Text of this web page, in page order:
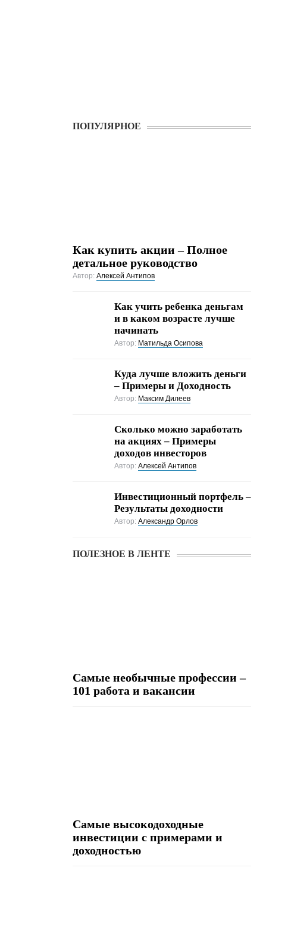
ПОПУЛЯРНОЕ
Как купить акции – Полное
детальное руководство
Автор: Алексей Антипов
Как учить ребенка деньгам
и в каком возрасте лучше
начинать
Автор: Матильда Осипова
Куда лучше вложить деньги
– Примеры и Доходность
Автор: Максим Дилеев
Cколько можно заработать
на акциях – Примеры
доходов инвесторов
Автор: Алексей Антипов
Инвестиционный портфель –
Результаты доходности
Автор: Александр Орлов
ПОЛЕЗНОЕ В ЛЕНТЕ
Самые необычные профессии –
101 работа и вакансии
Самые высокодоходные
инвестиции с примерами и
доходностью